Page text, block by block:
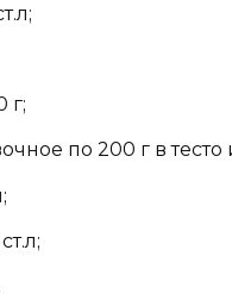
г;
по 200 г в тесто